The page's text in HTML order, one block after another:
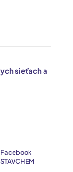
sieťach a
Facebook
STAVCHEM